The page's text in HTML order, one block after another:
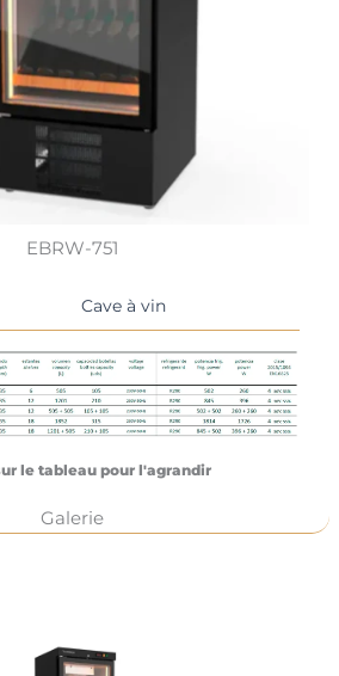
EBRW-751
Cave à vin
le tableau pour l'agrandir
Galerie